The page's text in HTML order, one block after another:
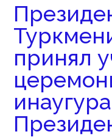
принял